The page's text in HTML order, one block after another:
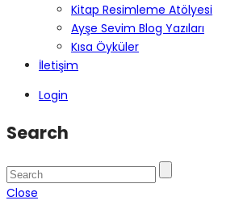
Kitap Resimleme Atölyesi
Ayşe Sevim Blog Yazıları
Kısa Öyküler
İletişim
Login
Search
Close